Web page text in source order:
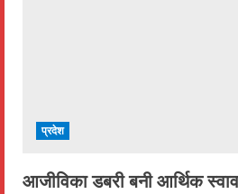
प्रदेश
आजीविका डबरी बनी आर्थिक